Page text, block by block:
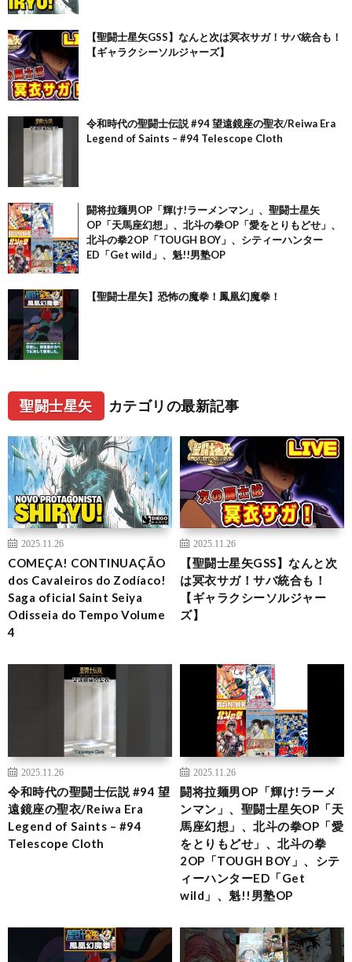
【聖闘士星矢GSS】なんと次は冥衣サガ！サバ統合も！
【ギャラクシーソルジャーズ】
令和時代の聖闘士伝説 #94 望遠鏡座の聖衣/Reiwa Era
Legend of Saints – #94 Telescope Cloth
闘将拉麺男OP「輝け!ラーメンマン」、聖闘士星矢
OP「天馬座幻想」、北斗の拳OP「愛をとりもどせ」、
北斗の拳2OP「TOUGH BOY」、シティーハンター
ED「Get wild」、魁!!男塾OP
【聖闘士星矢】恐怖の魔拳！鳳凰幻魔拳！
聖闘士星矢 カテゴリの最新記事
2025.11.26
COMEÇA! CONTINUAÇÃO
dos Cavaleiros do Zodíaco!
Saga oficial Saint Seiya
Odisseia do Tempo Volume
4
2025.11.26
【聖闘士星矢GSS】なんと次
は冥衣サガ！サバ統合も！
【ギャラクシーソルジャー
ズ】
2025.11.26
令和時代の聖闘士伝説 #94 望
遠鏡座の聖衣/Reiwa Era
Legend of Saints – #94
Telescope Cloth
2025.11.26
闘将拉麺男OP「輝け!ラーメ
ンマン」、聖闘士星矢OP「天
馬座幻想」、北斗の拳OP「愛
をとりもどせ」、北斗の拳
2OP「TOUGH BOY」、シテ
ィーハンターED「Get
wild」、魁!!男塾OP